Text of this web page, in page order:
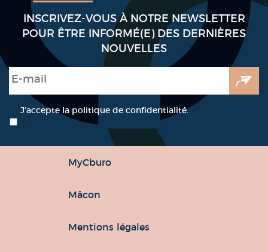
INSCRIVEZ-VOUS À NOTRE NEWSLETTER
POUR ÊTRE INFORMÉ(E) DES DERNIÈRES
NOUVELLES
E-mail
RGPD *
J’accepte la politique de confidentialité.
*
MyCburo
Mâcon
Mentions légales